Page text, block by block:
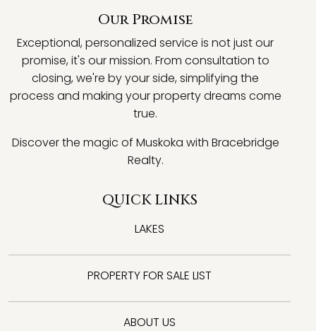
Our Promise
Exceptional, personalized service is not just our
promise, it's our mission. From consultation to
closing, we're by your side, simplifying the
process and making your property dreams come
true.
Discover the magic of Muskoka with Bracebridge
Realty.
QUICK LINKS
LAKES
PROPERTY FOR SALE LIST
ABOUT US